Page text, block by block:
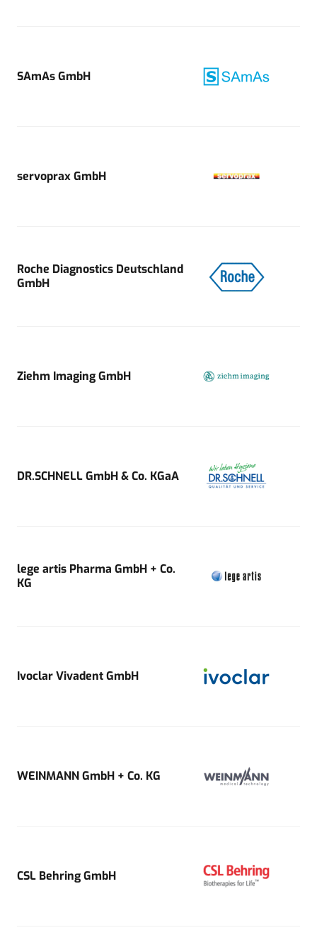
SAmAs GmbH
servoprax GmbH
Roche Diagnostics Deutschland
GmbH
Ziehm Imaging GmbH
DR.SCHNELL GmbH & Co. KGaA
lege artis Pharma GmbH + Co.
KG
Ivoclar Vivadent GmbH
WEINMANN GmbH + Co. KG
CSL Behring GmbH